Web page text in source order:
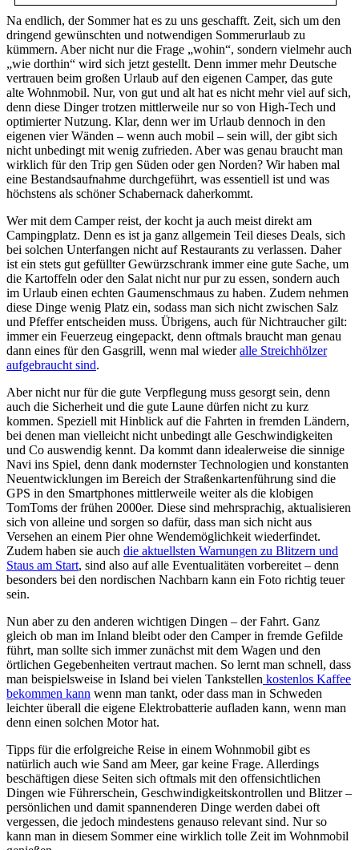
Na endlich, der Sommer hat es zu uns geschafft. Zeit, sich um den
dringend gewünschten und notwendigen Sommerurlaub zu
kümmern. Aber nicht nur die Frage „wohin“, sondern vielmehr auch
„wie dorthin“ wird sich jetzt gestellt. Denn immer mehr Deutsche
vertrauen beim großen Urlaub auf den eigenen Camper, das gute
alte Wohnmobil. Nur, von gut und alt hat es nicht mehr viel auf sich,
denn diese Dinger trotzen mittlerweile nur so von High-Tech und
optimierter Nutzung. Klar, denn wer im Urlaub dennoch in den
eigenen vier Wänden – wenn auch mobil – sein will, der gibt sich
nicht unbedingt mit wenig zufrieden. Aber was genau braucht man
wirklich für den Trip gen Süden oder gen Norden? Wir haben mal
eine Bestandsaufnahme durchgeführt, was essentiell ist und was
höchstens als schöner Schabernack daherkommt.
Wer mit dem Camper reist, der kocht ja auch meist direkt am
Campingplatz. Denn es ist ja ganz allgemein Teil dieses Deals, sich
bei solchen Unterfangen nicht auf Restaurants zu verlassen. Daher
ist ein stets gut gefüllter Gewürzschrank immer eine gute Sache, um
die Kartoffeln oder den Salat nicht nur pur zu essen, sondern auch
im Urlaub einen echten Gaumenschmaus zu haben. Zudem nehmen
diese Dinge wenig Platz ein, sodass man sich nicht zwischen Salz
und Pfeffer entscheiden muss. Übrigens, auch für Nichtraucher gilt:
immer ein Feuerzeug eingepackt, denn oftmals braucht man genau
dann eines für den Gasgrill, wenn mal wiederalle Streichhölzer
aufgebraucht sind.
Aber nicht nur für die gute Verpflegung muss gesorgt sein, denn
auch die Sicherheit und die gute Laune dürfen nicht zu kurz
kommen. Speziell mit Hinblick auf die Fahrten in fremden Ländern,
bei denen man vielleicht nicht unbedingt alle Geschwindigkeiten
und Co auswendig kennt. Da kommt dann idealerweise die sinnige
Navi ins Spiel, denn dank modernster Technologien und konstanten
Neuentwicklungen im Bereich der Straßenkartenführung sind die
GPS in den Smartphones mittlerweile weiter als die klobigen
TomToms der frühen 2000er. Diese sind mehrsprachig, aktualisieren
sich von alleine und sorgen so dafür, dass man sich nicht aus
Versehen an einem Pier ohne Wendemöglichkeit wiederfindet.
Zudem haben sie auch die aktuellsten Warnungen zu Blitzern und
Staus am Start, sind also auf alle Eventualitäten vorbereitet – denn
besonders bei den nordischen Nachbarn kann ein Foto richtig teuer
sein.
Nun aber zu den anderen wichtigen Dingen – der Fahrt. Ganz
gleich ob man im Inland bleibt oder den Camper in fremde Gefilde
führt, man sollte sich immer zunächst mit dem Wagen und den
örtlichen Gegebenheiten vertraut machen. So lernt man schnell, dass
man beispielsweise in Island bei vielen Tankstellen kostenlos Kaffee
bekommen kann wenn man tankt, oder dass man in Schweden
leichter überall die eigene Elektrobatterie aufladen kann, wenn man
denn einen solchen Motor hat.
Tipps für die erfolgreiche Reise in einem Wohnmobil gibt es
natürlich auch wie Sand am Meer, gar keine Frage. Allerdings
beschäftigen diese Seiten sich oftmals mit den offensichtlichen
Dingen wie Führerschein, Geschwindigkeitskontrollen und Blitzer –
persönlichen und damit spannenderen Dinge werden dabei oft
vergessen, die jedoch mindestens genauso relevant sind. Nur so
kann man in diesem Sommer eine wirklich tolle Zeit im Wohnmobil